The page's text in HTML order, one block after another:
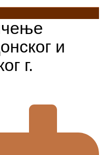
и
г.